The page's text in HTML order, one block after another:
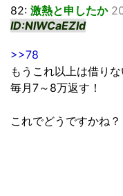
82: 激熱と申したか
ID:NlWCaEZId
>>78
もうこれ以上は借りな
毎月7～8万返す！
これでどうですかね？